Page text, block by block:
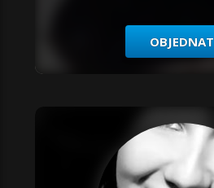
OBJEDNAT